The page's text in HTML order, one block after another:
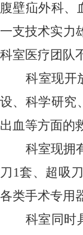
腹壁疝外科、
一支技术实力
科室医疗团队
科室现开
设、科学研究
出血等方面的
科室现拥
刀1套、超吸
各类手术专用
科室同时